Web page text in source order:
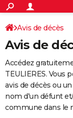
ACTUALITÉS
Politique
Société
Faits Divers
Education
Monde
Villes
+
SPORT
Coupe du monde
Football
Tennis
Cyclisme
Rugby
Forum
Programme TV
TNT
Streaming
Cinéma
Sorties cinéma
Musique
+
FINANCE
Retraite
Epargne
Immobilier
Risques naturels
Banque
Assurance
AUTO
Essais
Réserver un essai
Citadines
Berlines
SUV
Forum auto
+
Avis de décès
Avis de
Accédez
TEULIERES. Vous
avis de décès ou
nom d'un défunt
commune dans le